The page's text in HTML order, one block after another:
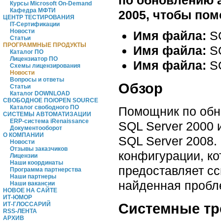
Курсы Microsoft On-Demand
Кафедра МФТИ
ЦЕНТР ТЕСТИРОВАНИЯ
IT-Сертификации
Новости
Статьи
ПРОГРАММНЫЕ ПРОДУКТЫ
Каталог ПО
Лицензиатор ПО
Схемы лицензирования
Новости
Вопросы и ответы
Статьи
Каталог DOWNLOAD
СВОБОДНОЕ ПО/OPEN SOURCE
Каталог свободного ПО
СИСТЕМЫ АВТОМАТИЗАЦИИ
ERP-система iRenaissance
Документооборот
О КОМПАНИИ
Новости
Отзывы заказчиков
Лицензии
Наши координаты
Программа партнерства
Наши партнеры
Наши вакансии
НОВОЕ НА САЙТЕ
ИТ-ЮМОР
ИТ-ГЛОССАРИЙ
RSS-ЛЕНТА
АРХИВ
2005, чтобы
Имя файла:
Имя файла:
Имя файла:
Обзор
Помощник по
SQL Server 2000
SQL Server
конфигурации,
предоставляет
найденная
Системные